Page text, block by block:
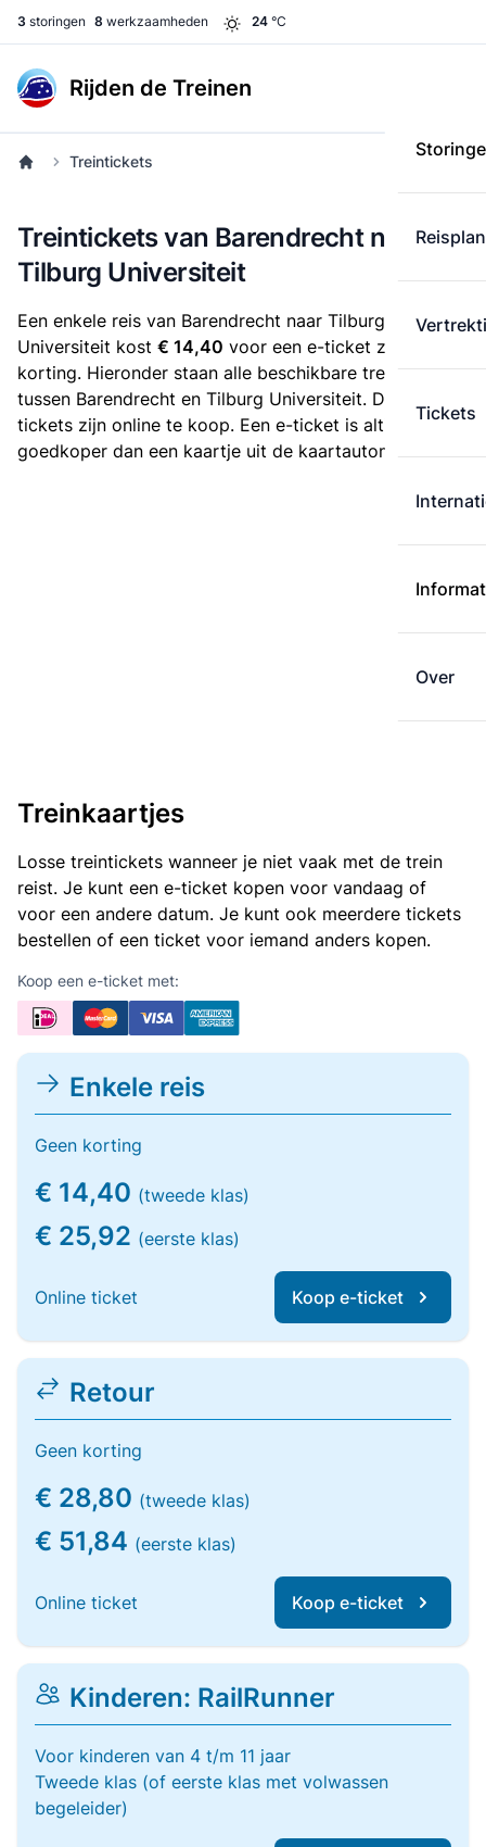
3 storingen 8 werkzaamheden 24 °C
Rijden de Treinen
Tickets
Over
Treintickets
Treintickets van Barendrecht naar
Tilburg Universiteit
Een enkele reis van Barendrecht naar Tilburg
Universiteit kost € 14,40 voor een e-ticket zonder
korting. Hieronder staan alle beschikbare treintickets
tussen Barendrecht en Tilburg Universiteit. Deze
tickets zijn online te koop. Een e-ticket is altijd
goedkoper dan een kaartje uit de kaartautomaat.
Treinkaartjes
Losse treintickets wanneer je niet vaak met de trein
reist. Je kunt een e-ticket kopen voor vandaag of
voor een andere datum. Je kunt ook meerdere tickets
bestellen of een ticket voor iemand anders kopen.
Koop een e-ticket met:
Enkele reis
Geen korting
€ 14,40 (tweede klas)
€ 25,92 (eerste klas)
Online ticket Koop e-ticket
Retour
Geen korting
€ 28,80 (tweede klas)
€ 51,84 (eerste klas)
Online ticket Koop e-ticket
Kinderen: RailRunner
Voor kinderen van 4 t/m 11 jaar
Tweede klas (of eerste klas met volwassen
begeleider)